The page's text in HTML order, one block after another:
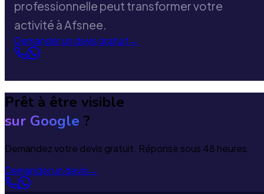
professionnelle peut transformer votre
activité à Afsnee.
Demander un devis gratuit→
Prêt à être visible
sur Google ?
Demandez votre devis gratuit. Réponse sous 48 heures.
Demander un devis→